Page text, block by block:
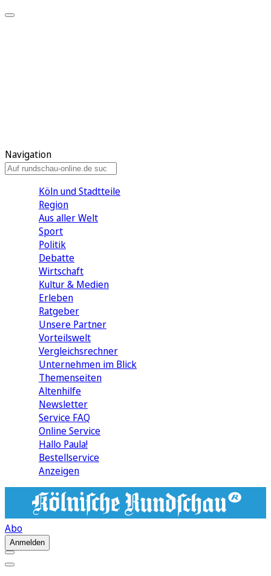
Navigation
Köln und Stadtteile
Region
Aus aller Welt
Sport
Politik
Debatte
Wirtschaft
Kultur & Medien
Erleben
Ratgeber
Unsere Partner
Vorteilswelt
Vergleichsrechner
Unternehmen im Blick
Themenseiten
Altenhilfe
Newsletter
Service FAQ
Online Service
Hallo Paula!
Bestellservice
Anzeigen
Abo
Anmelden